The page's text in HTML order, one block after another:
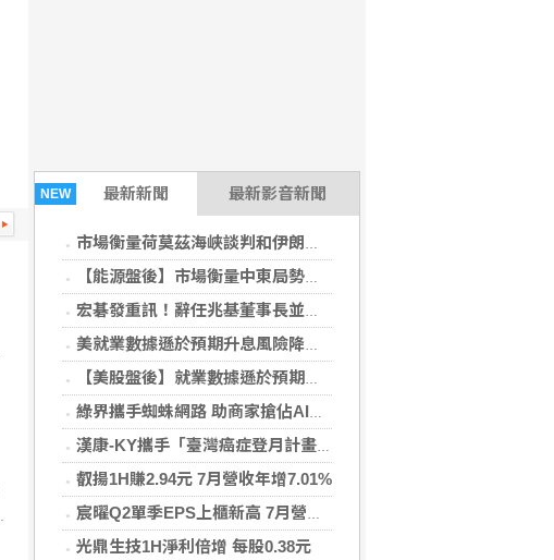
NEW 最新新聞 最新影音新聞
市場衡量荷莫茲海峽談判和伊朗局勢 油價走高
【能源盤後】市場衡量中東局勢 油價走高
宏碁發重訊！辭任兆基董事長並撤出經營：發現內部管理缺失
美就業數據遜於預期升息風險降低 美股收紅
【美股盤後】就業數據遜於預期升息風險降 收紅
綠界攜手蜘蛛網路 助商家搶佔AI搜尋新戰場
漢康-KY攜手「臺灣癌症登月計畫」 開發新藥
叡揚1H賺2.94元 7月營收年增7.01%
宸曜Q2單季EPS上櫃新高 7月營收增89.3%
光鼎生技1H淨利倍增 每股0.38元